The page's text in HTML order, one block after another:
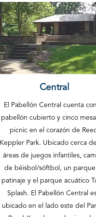
El Pabellón Central cuenta
pabellón cubierto y cinco
picnic en el corazón de
Keppler Park. Ubicado cerca
áreas de juegos infantiles,
de béisbol/sóftbol, un
patinaje y el parque acuático
Splash. El Pabellón Central
ubicado en el lado este del
Central